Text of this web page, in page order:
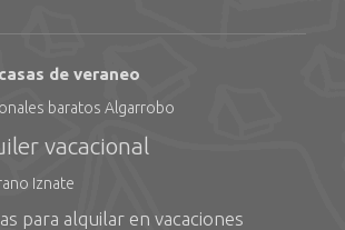
de veraneo
baratos Algarrobo
vacacional
Iznate
para alquilar en vacaciones